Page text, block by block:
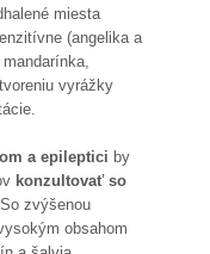
miesta
(angelika a
vyrážky
a epileptici by
konzultovať so
. So zvýšenou
obsahom